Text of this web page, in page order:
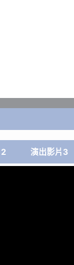
演出影片3